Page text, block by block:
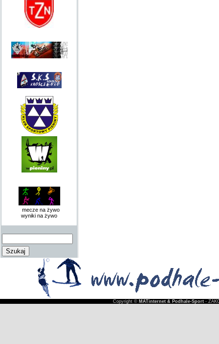
mecze na żywo
wyniki na żywo
Copyright © MATinternet & Podhale-Sport-